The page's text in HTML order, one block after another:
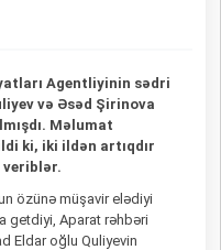
Agentliyinin sədri
və Əsəd Şirinova
Məlumat
ki, iki ildən artıqdır
özünə müşavir elədiyi
getdiyi, Aparat rəhbəri
Eldar oğlu Quliyevin